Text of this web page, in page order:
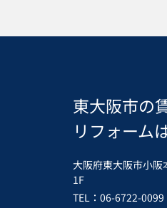
東大阪市の
リフォーム
大阪府東大阪市小
1F
TEL：06-6722-0099